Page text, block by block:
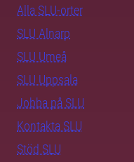
Alla SLU-orter
SLU Alnarp
SLU Umeå
SLU Uppsala
Jobba på SLU
Kontakta SLU
Stöd SLU